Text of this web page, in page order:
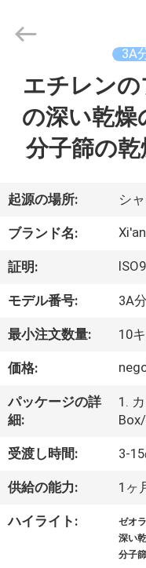
製
品
動
画
VR
シ
ョ
ー
私
2018
Lvneng
Purification
Co.,Ltd..
Reserved.
3A
エチレン
の深い乾燥
分子篩の
起源の場所: シ
ブランド名:
証明:
モデル番号: 3A
最小注文数量: 10
価格:
パッケージの詳
細:
1.
受渡し時間: 3-
供給の能力: 1ヶ
ハイライト: ゼオ
深い
分子